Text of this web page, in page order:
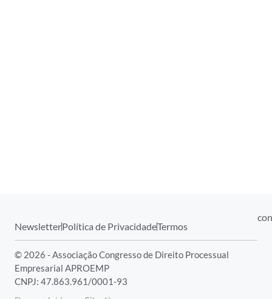
NewsletterPolítica de PrivacidadeTermos
© 2026 - Associação Congresso de Direito Processual
Empresarial APROEMP
CNPJ: 47.863.961/0001-93